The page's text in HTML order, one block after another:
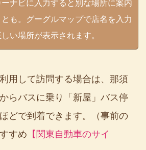
ナビに入力すると別な場所に案内
とも。グーグルマップで店名を入力
い場所が表示されます。
用して訪問する場合は、那須
らバスに乗り「新屋」バス停
どで到着できます。（事前の
すめ 【関東自動車のサイ